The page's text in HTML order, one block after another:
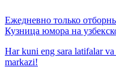
Ежедневно только
Кузница юмора на
Har kuni eng sara latifalar
markazi!